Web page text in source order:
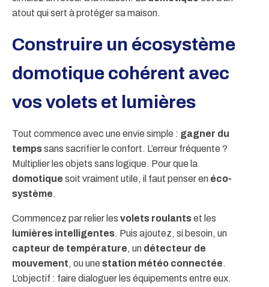
atout qui sert à protéger sa maison.
Construire un écosystème
domotique cohérent avec
vos volets et lumières
Tout commence avec une envie simple : gagner du
tempssans sacrifier le confort. L’erreur fréquente ?
Multiplier les objets sans logique. Pour que la
domotique soit vraiment utile, il faut penser en éco-
système.
Commencez par relier les volets roulantset les
lumières intelligentes. Puis ajoutez, si besoin, un
capteur de température, un détecteur de
mouvement, ou une station météo connectée.
L’objectif : faire dialoguer les équipements entre eux.